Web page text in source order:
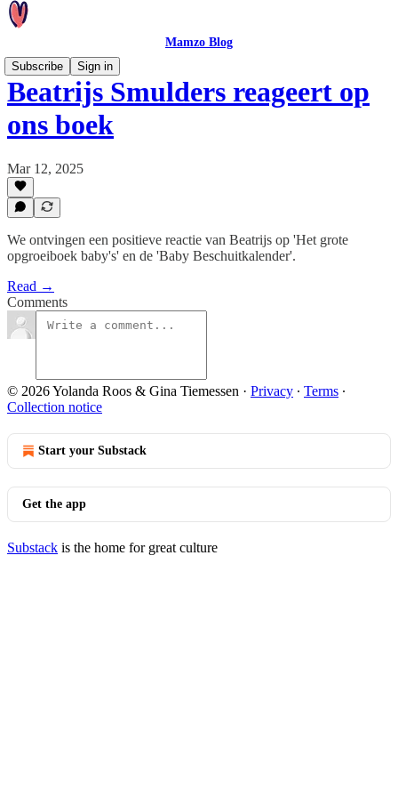
Mamzo Blog
Subscribe
Sign in
Beatrijs Smulders reageert op
ons boek
Mar 12, 2025
We ontvingen een positieve reactie van Beatrijs op 'Het grote
opgroeiboek baby's' en de 'Baby Beschuitkalender'.
Read →
Comments
© 2026 Yolanda Roos & Gina Tiemessen · Privacy ∙ Terms ∙
Collection notice
Start your Substack
Get the app
Substack is the home for great culture